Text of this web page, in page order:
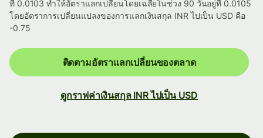
ที่ 0.0103 ทำให้อัตราแลกเปลี่ยนโดยเฉลี่ยในช่วง 90 วันอยู่ที่ 0.0105
โดยอัตราการเปลี่ยนแปลงของการแลกเงินสกุล INR ไปเป็น USD คือ
-0.75
ติดตามอัตราแลกเปลี่ยนของตลาด
ดูกราฟค่าเงินสกุล INR ไปเป็น USD